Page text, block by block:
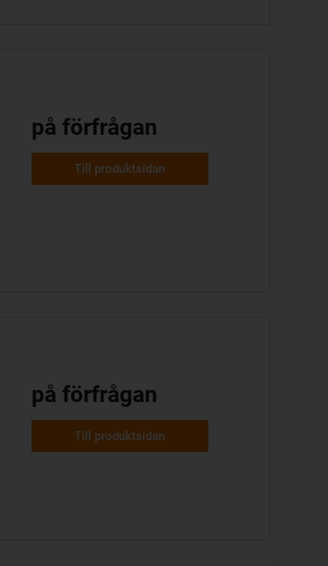
på förfrågan
Till produktsidan
på förfrågan
Till produktsidan